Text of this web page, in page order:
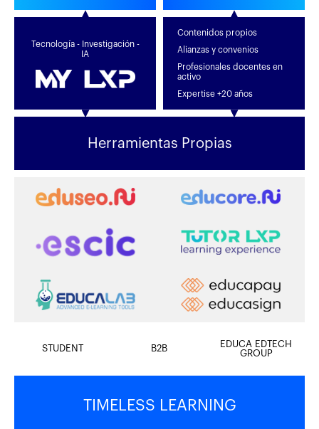
Tecnología - Investigación -
IA
Contenidos propios
Alianzas y convenios
Profesionales docentes en
activo
Expertise +20 años
Herramientas Propias
STUDENT B2B
EDUCA EDTECH
GROUP
TIMELESS LEARNING